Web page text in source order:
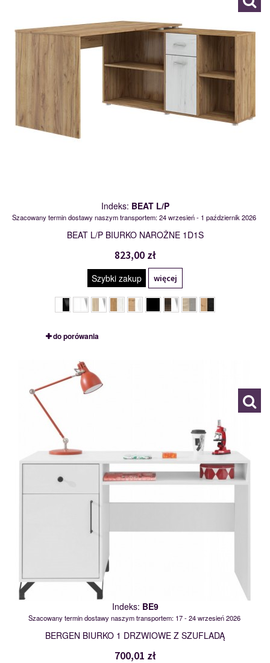
Indeks: BEAT L/P
Szacowany termin dostawy naszym transportem: 24 wrzesień - 1 październik 2026
BEAT L/P BIURKO NAROŻNE 1D1S
823,00 zł
Szybki zakup więcej
do porówania
118598
Indeks: BE9
Szacowany termin dostawy naszym transportem: 17 - 24 wrzesień 2026
BERGEN BIURKO 1 DRZWIOWE Z SZUFLADĄ
700,01 zł